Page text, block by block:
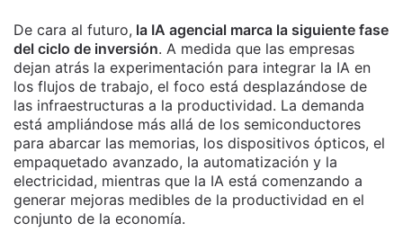
De cara al futuro, la IA agencial marca la siguiente fase
del ciclo de inversión. A medida que las empresas
dejan atrás la experimentación para integrar la IA en
los flujos de trabajo, el foco está desplazándose de
las infraestructuras a la productividad. La demanda
está ampliándose más allá de los semiconductores
para abarcar las memorias, los dispositivos ópticos, el
empaquetado avanzado, la automatización y la
electricidad, mientras que la IA está comenzando a
generar mejoras medibles de la productividad en el
conjunto de la economía.